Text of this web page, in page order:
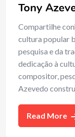
Tony
Compartilhe
cultura popular
pesquisa e da
dedicação à
compositor,
Azevedo
Read More